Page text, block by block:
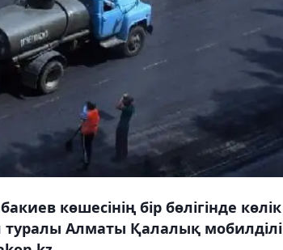
көшесінің бір бөлігінде көлік
Алматы Қалалық